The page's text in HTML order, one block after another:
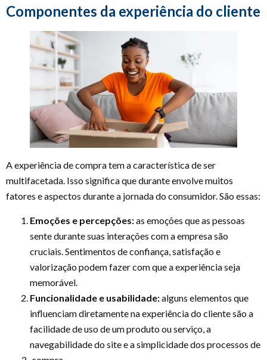
Componentes da experiência do cliente
A experiência de compra tem a característica de ser
multifacetada. Isso significa que durante envolve muitos
fatores e aspectos durante a jornada do consumidor. São essas:
Emoções e percepções:as emoções que as pessoas
sente durante suas interações com a empresa são
cruciais. Sentimentos de confiança, satisfação e
valorização podem fazer com que a experiência seja
memorável.
Funcionalidade e usabilidade:alguns elementos que
influenciam diretamente na experiência do cliente são a
facilidade de uso de um produto ou serviço, a
navegabilidade do site e a simplicidade dos processos de